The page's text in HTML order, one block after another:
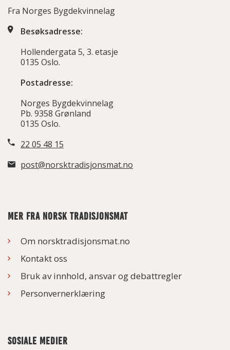
Fra Norges Bygdekvinnelag
Besøksadresse:
Hollendergata 5, 3. etasje
0135 Oslo.
Postadresse:
Norges Bygdekvinnelag
Pb. 9358 Grønland
0135 Oslo.
22 05 48 15
post@norsktradisjonsmat.no
MER FRA NORSK TRADISJONSMAT
Om norsktradisjonsmat.no
Kontakt oss
Bruk av innhold, ansvar og debattregler
Personvernerklæring
SOSIALE MEDIER